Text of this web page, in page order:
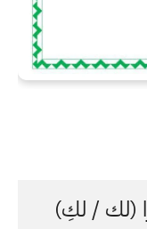
(لك / لكِ)